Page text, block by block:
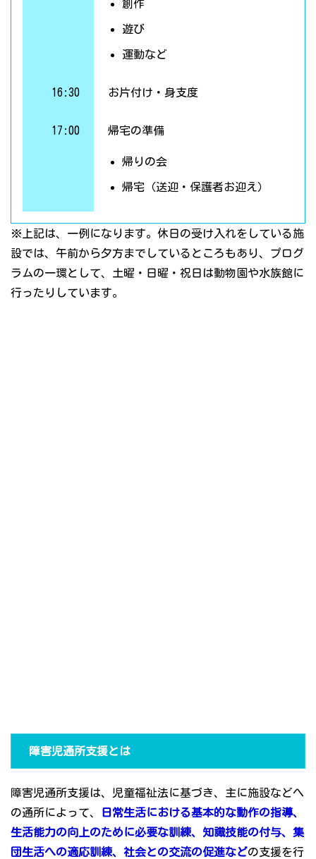
創作
遊び
運動など
16:30 お片付け・身支度
17:00 帰宅の準備
帰りの会
帰宅（送迎・保護者お迎え）
※上記は、一例になります。休日の受け入れをしている施
設では、午前から夕方までしているところもあり、プログ
ラムの一環として、土曜・日曜・祝日は動物園や水族館に
行ったりしています。
障害児通所支援とは
障害児通所支援は、児童福祉法に基づき、主に施設などへ
の通所によって、
日常生活における基本的な動作の指導、
生活能力の向上のために必要な訓練、知識技能の付与、集
団生活への適応訓練、社会との交流の促進などの支援を行